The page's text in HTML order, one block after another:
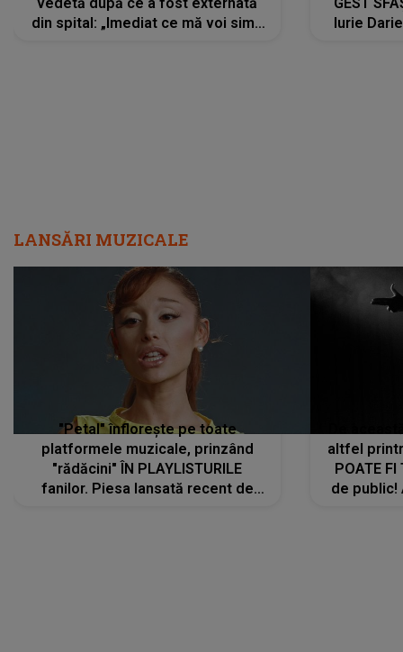
"Petal" înflorește pe toate
platformele muzicale, prinzând
"rădăcini" ÎN PLAYLISTURILE
fanilor. Piesa lansată recent de
Ariana Grande îi face pe
ascultători SĂ O ASCULTE PE
REPEAT
De
altfel
POATE